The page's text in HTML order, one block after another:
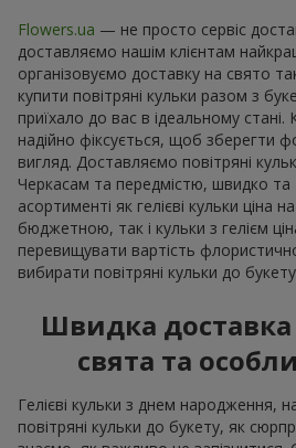
Flowers.ua — не просто сервіс
доставляємо нашім клієнтам
організовуємо доставку на свято
купити повітряні кульки разом з
приїхало до вас в ідеальному
надійно фіксується, щоб зберегти
вигляд. Доставляємо повітряні
Черкасам та передмістю, швидко
асортименті як гелієві кульки ціна
бюджетною, так і кульки з гелієм
перевищувати вартість
вибирати повітряні кульки до
Швидка доставка
свята та
Гелієві кульки з днем народження,
повітряні кульки до букету, як